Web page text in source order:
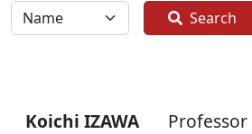
全体 Search
Koichi IZAWA Professor